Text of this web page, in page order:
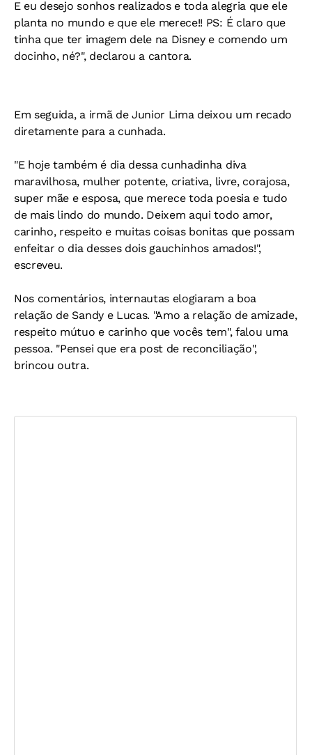
E eu desejo sonhos realizados e toda alegria que ele
planta no mundo e que ele merece!! PS: É claro que
tinha que ter imagem dele na Disney e comendo um
docinho, né?", declarou a cantora.
Em seguida, a irmã de Junior Lima deixou um recado
diretamente para a cunhada.
"E hoje também é dia dessa cunhadinha diva
maravilhosa, mulher potente, criativa, livre, corajosa,
super mãe e esposa, que merece toda poesia e tudo
de mais lindo do mundo. Deixem aqui todo amor,
carinho, respeito e muitas coisas bonitas que possam
enfeitar o dia desses dois gauchinhos amados!",
escreveu.
Nos comentários, internautas elogiaram a boa
relação de Sandy e Lucas. "Amo a relação de amizade,
respeito mútuo e carinho que vocês tem", falou uma
pessoa. "Pensei que era post de reconciliação",
brincou outra.